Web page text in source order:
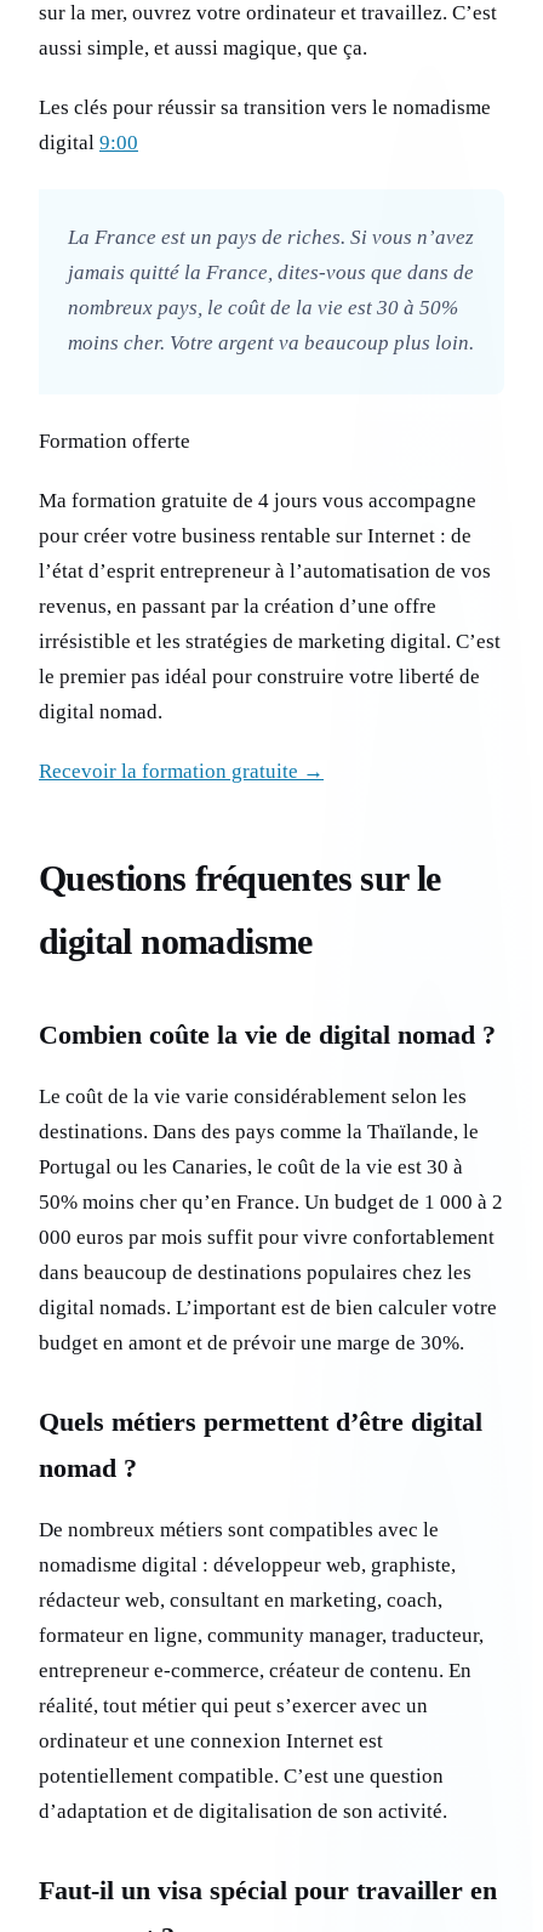
sur la mer, ouvrez votre ordinateur et travaillez. C’est
aussi simple, et aussi magique, que ça.
Les clés pour réussir sa transition vers le nomadisme
digital 9:00
La France est un pays de riches. Si vous n’avez
jamais quitté la France, dites-vous que dans de
nombreux pays, le coût de la vie est 30 à 50%
moins cher. Votre argent va beaucoup plus loin.
Formation offerte
Ma formation gratuite de 4 jours vous accompagne
pour créer votre business rentable sur Internet : de
l’état d’esprit entrepreneur à l’automatisation de vos
revenus, en passant par la création d’une offre
irrésistible et les stratégies de marketing digital. C’est
le premier pas idéal pour construire votre liberté de
digital nomad.
Recevoir la formation gratuite →
Questions fréquentes sur le
digital nomadisme
Combien coûte la vie de digital nomad ?
Le coût de la vie varie considérablement selon les
destinations. Dans des pays comme la Thaïlande, le
Portugal ou les Canaries, le coût de la vie est 30 à
50% moins cher qu’en France. Un budget de 1 000 à 2
000 euros par mois suffit pour vivre confortablement
dans beaucoup de destinations populaires chez les
digital nomads. L’important est de bien calculer votre
budget en amont et de prévoir une marge de 30%.
Quels métiers permettent d’être digital
nomad ?
De nombreux métiers sont compatibles avec le
nomadisme digital : développeur web, graphiste,
rédacteur web, consultant en marketing, coach,
formateur en ligne, community manager, traducteur,
entrepreneur e-commerce, créateur de contenu. En
réalité, tout métier qui peut s’exercer avec un
ordinateur et une connexion Internet est
potentiellement compatible. C’est une question
d’adaptation et de digitalisation de son activité.
Faut-il un visa spécial pour travailler en